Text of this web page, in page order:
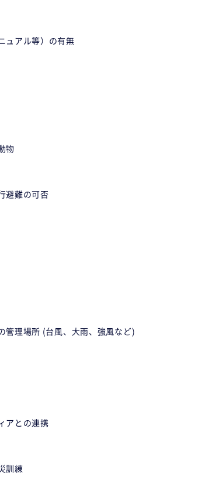
ュアル等）の有無
物
避難の可否
管理場所 (台風、大雨、強風など)
アとの連携
訓練